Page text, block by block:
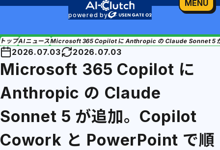
powered by
MENU
ップAIニュースMicrosoft 365 Copilot に Anthropic の Claude Sonnet 5
2026.07.03 2026.07.03
Microsoft 365 Copilot に
Anthropic の Claude
Sonnet 5 が追加。Copilot
Cowork と PowerPoint で順